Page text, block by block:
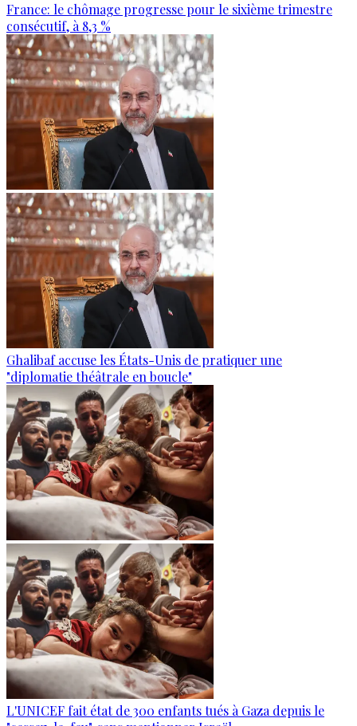
France: le chômage progresse pour le sixième trimestre
consécutif, à 8,3 %
Ghalibaf accuse les États-Unis de pratiquer une
"diplomatie théâtrale en boucle"
L'UNICEF fait état de 300 enfants tués à Gaza depuis le